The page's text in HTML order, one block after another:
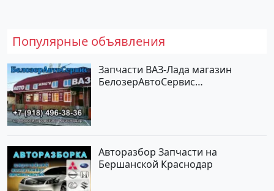
Популярные объявления
Запчасти ВАЗ-Лада магазин
БелозерАвтоСервис
Авторазбор Запчасти на
Бершанской Краснодар